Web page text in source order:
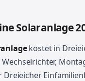
Solaranlage
kostet in
Dreieicher